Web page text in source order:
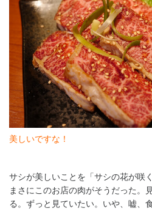
美しいですな！
サシが美しいことを「サシの花が咲
まさにこのお店の肉がそうだった。
る。ずっと見ていたい。いや、嘘、